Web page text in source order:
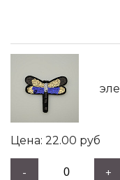
22.00 руб
- +